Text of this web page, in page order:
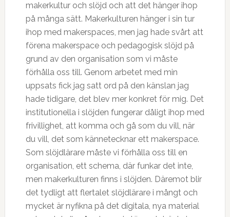
makerkultur och slöjd och att det hänger ihop
på många sätt. Makerkulturen hänger i sin tur
ihop med makerspaces, men jag hade svårt att
förena makerspace och pedagogisk slöjd på
grund av den organisation som vi måste
förhålla oss till. Genom arbetet med min
uppsats fick jag satt ord på den känslan jag
hade tidigare, det blev mer konkret för mig. Det
institutionella i slöjden fungerar dåligt ihop med
frivillighet, att komma och gå som du vill, när
du vill, det som kännetecknar ett makerspace.
Som slöjdlärare måste vi förhålla oss till en
organisation, ett schema, där funkar det inte,
men makerkulturen finns i slöjden. Däremot blir
det tydligt att flertalet slöjdlärare i mångt och
mycket är nyfikna på det digitala, nya material